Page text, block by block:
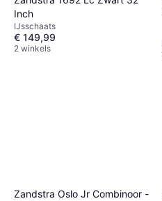
Inch
IJsschaats
€ 149,99
2 winkels
Zandstra Oslo Jr Combinoor -